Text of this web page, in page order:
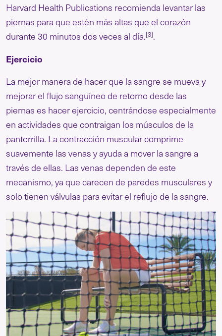
Harvard Health Publications recomienda levantar las
piernas para que estén más altas que el corazón
durante 30 minutos dos veces al día.[3].
Ejercicio
La mejor manera de hacer que la sangre se mueva y
mejorar el flujo sanguíneo de retorno desde las
piernas es hacer ejercicio, centrándose especialmente
en actividades que contraigan los músculos de la
pantorrilla. La contracción muscular comprime
suavemente las venas y ayuda a mover la sangre a
través de ellas. Las venas dependen de este
mecanismo, ya que carecen de paredes musculares y
solo tienen válvulas para evitar el reflujo de la sangre.